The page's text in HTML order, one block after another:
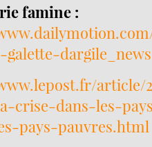
famine :
galette-dargile_news
article/
crise-dans-les-
pays-pauvres.html